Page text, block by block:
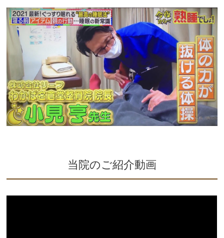
当院のご紹介動画